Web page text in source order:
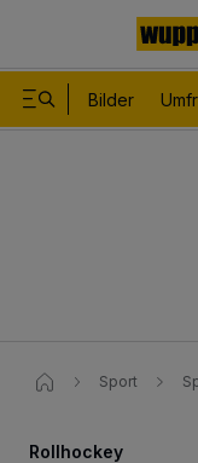
Bilder
Sport
Rollhockey